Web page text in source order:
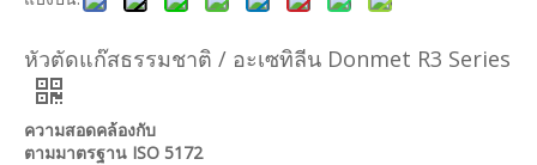
หัวตัดแก๊สธรรมชาติ / อะเซทิลีน Donmet R3 Series
ความสอดคล้องกับ
ตามมาตรฐาน ISO 5172